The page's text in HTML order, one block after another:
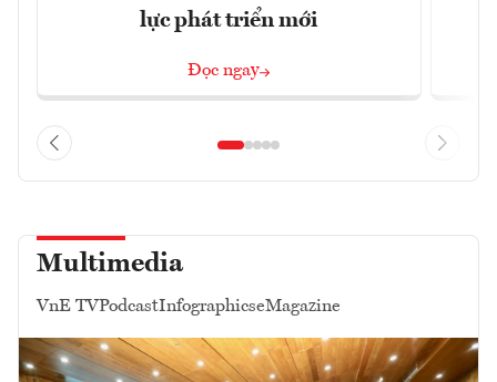
lực phát triển mới
Đọc ngay
Multimedia
VnE TVPodcastInfographicseMagazine